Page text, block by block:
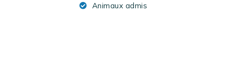
Animaux admis